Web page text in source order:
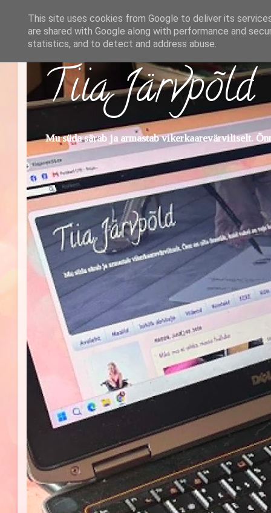
Tiia Järvpõld
Mu süda särab ja armastab vikerkaarevärviliselt.
This site uses cookies from Google to deliver its
are shared with Google along with performance and
statistics, and to detect and address abuse.